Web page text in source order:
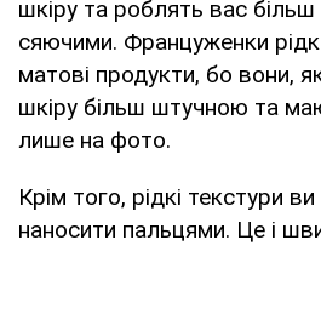
шкіру та роблять вас
сяючими. Француженки
матові продукти, бо вони,
шкіру більш штучною та
лише на фото.
Крім того, рідкі текстури
наносити пальцями. Це і